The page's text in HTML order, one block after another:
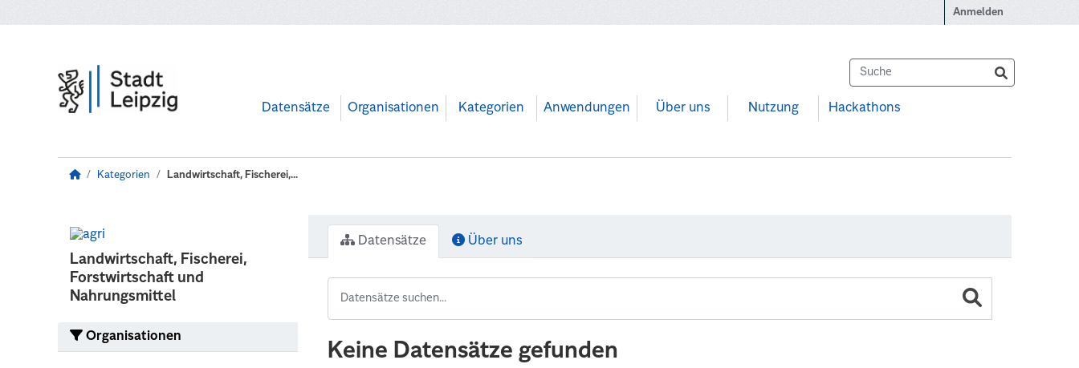
Anmelden
Datensätze Organisationen Kategorien Anwendungen Über uns Nutzung Hackathons
Kategorien Landwirtschaft, Fischerei,...
Landwirtschaft, Fischerei,
Forstwirtschaft und
Nahrungsmittel
Organisationen
Datensätze Über uns
Keine Datensätze gefunden